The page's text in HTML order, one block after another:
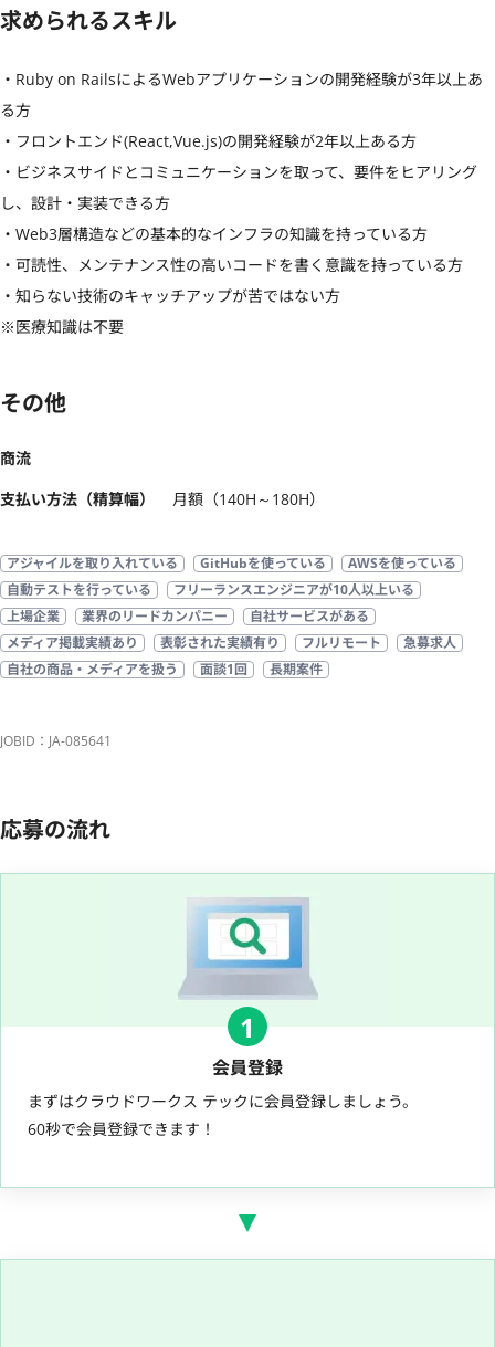
求められるスキル
・Ruby on RailsによるWebアプリケーションの開発経験が3年以上あ
る方
・フロントエンド(React,Vue.js)の開発経験が2年以上ある方
・ビジネスサイドとコミュニケーションを取って、要件をヒアリング
し、設計・実装できる方
・Web3層構造などの基本的なインフラの知識を持っている方
・可読性、メンテナンス性の高いコードを書く意識を持っている方
・知らない技術のキャッチアップが苦ではない方
※医療知識は不要
その他
商流
支払い方法（精算幅）
月額（140H～180H）
アジャイルを取り入れている GitHubを使っている
AWSを使っている
自動テストを行っている
フリーランスエンジニアが10人以上いる
上場企業
業界のリードカンパニー
自社サービスがある
メディア掲載実績あり
表彰された実績有り フルリモート
急募求人
自社の商品・メディアを扱う
面談1回 長期案件
JOBID：JA-085641
応募の流れ
1
会員登録
まずはクラウドワークス テックに会員登録しましょう。
60秒で会員登録できます！